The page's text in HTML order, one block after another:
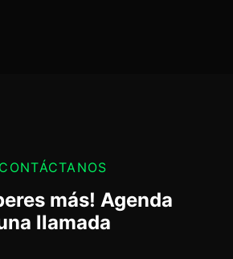
CONTÁCTANOS
más! Agenda
llamada